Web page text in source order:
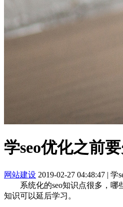
学seo优化之前
网站建设 2019-02-27 04:48:47 | 学
系统化的seo知识点很多，哪些
知识可以延后学习。